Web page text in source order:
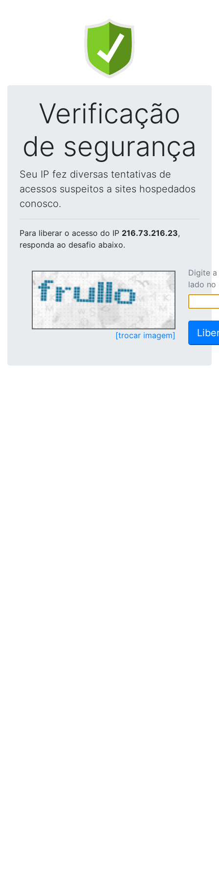
Verificação
de segurança
Seu IP fez diversas tentativas de
acessos suspeitos a sites hospedados
conosco.
Para liberar o acesso do IP 216.73.216.23,
responda ao desafio abaixo.
[trocar imagem]
Digite
lado no